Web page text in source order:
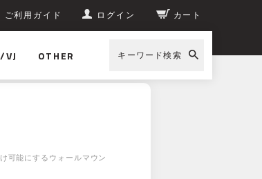
ご利用ガイド ログイン カート
VJ OTHER キーワード検索
ブラケット [19430]
可能にするウォールマウン